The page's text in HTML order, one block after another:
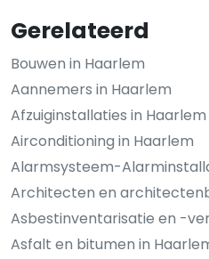
Gerelateerd
Bouwen in Haarlem
Aannemers in Haarlem
Afzuiginstallaties in Haarlem
Airconditioning in Haarlem
Alarmsysteem-
Architecten en
Asbestinventarisatie en -
Asfalt en bitumen in